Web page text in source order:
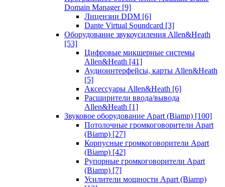
Domain Manager [9]
Лицензии DDM [6]
Dante Virtual Soundcard [3]
Оборудование звукоусиления Allen&Heath
[53]
Цифровые микшерные системы
Allen&Heath [41]
Аудиоинтерфейсы, карты Allen&Heath
[5]
Аксессуары Allen&Heath [6]
Расширители ввода/вывода
Allen&Heath [1]
Звуковое оборудование Apart (Biamp) [100]
Потолочные громкоговорители Apart
(Biamp) [27]
Корпусные громкоговорители Apart
(Biamp) [42]
Рупорные громкоговорители Apart
(Biamp) [7]
Усилители мощности Apart (Biamp)